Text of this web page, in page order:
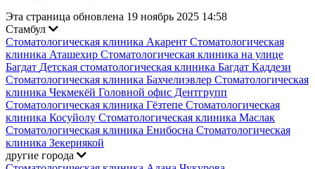
Эта страница обновлена 19 ноябрь 2025 14:58
Стамбул
Стоматологическая клиника Акарент Стоматологическая
клиника Аташехир Стоматологическая клиника на улице
Багдат Детская стоматологическая клиника Багдат Каддези
Стоматологическая клиника Бахчелиэвлер Стоматологическая
клиника Чекмекёй Головной офис Дентгрупп
Стоматологическая клиника Гёзтепе Стоматологическая
клиника Косуйолу Стоматологическая клиника Маслак
Стоматологическая клиника Енибосна Стоматологическая
клиника Зекериякой
другие города